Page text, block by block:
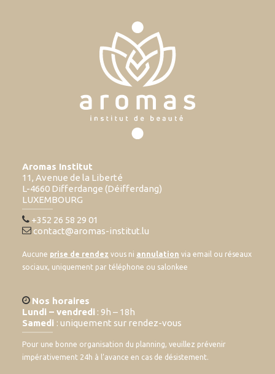
Aromas Institut
11, Avenue de la Liberté
L-4660 Differdange (Déifferdang)
LUXEMBOURG
+352 26 58 29 01
contact@aromas-institut.lu
Aucune prise de rendez vous ni annulation via email ou réseaux
sociaux, uniquement par téléphone ou salonkee
Nos horaires
Lundi – vendredi : 9h – 18h
Samedi : uniquement sur rendez-vous
Pour une bonne organisation du planning, veuillez prévenir
impérativement 24h à l’avance en cas de désistement.